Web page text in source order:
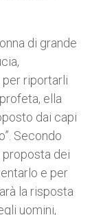
di grande
per riportarli
ella
dai capi
Secondo
proposta dei
e per
la risposta
uomini,